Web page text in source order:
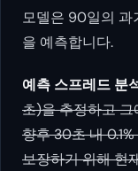
모델은 90일의 과
을 예측합니다.
예측 스프레드 분
초)을 추정하고
향후 30초 내
보장하기 위해 현